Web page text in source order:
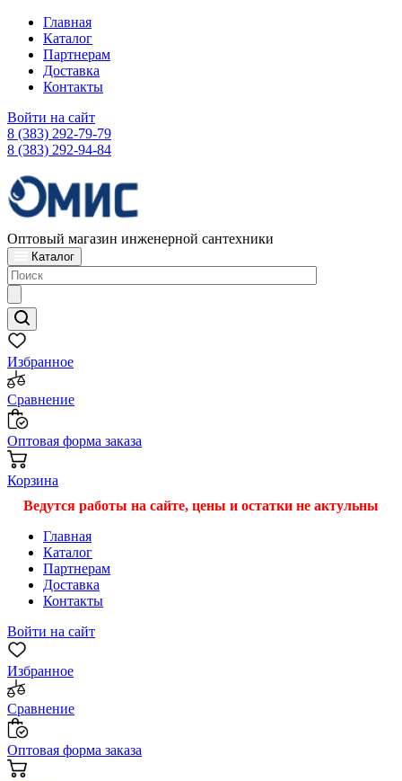
Главная
Каталог
Партнерам
Доставка
Контакты
Войти на сайт
8 (383) 292-79-79
8 (383) 292-94-84
Оптовый магазин инженерной сантехники
Каталог
Избранное
Сравнение
Оптовая форма заказа
Корзина
Ведутся работы на сайте, цены и остатки не актульны
Главная
Каталог
Партнерам
Доставка
Контакты
Войти на сайт
Избранное
Сравнение
Оптовая форма заказа